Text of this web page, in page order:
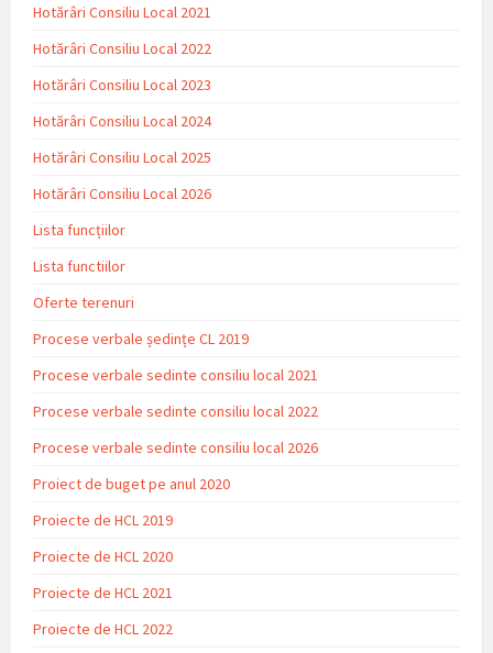
Hotărâri Consiliu Local 2021
Hotărâri Consiliu Local 2022
Hotărâri Consiliu Local 2023
Hotărâri Consiliu Local 2024
Hotărâri Consiliu Local 2025
Hotărâri Consiliu Local 2026
Lista funcțiilor
Lista functiilor
Oferte terenuri
Procese verbale ședințe CL 2019
Procese verbale sedinte consiliu local 2021
Procese verbale sedinte consiliu local 2022
Procese verbale sedinte consiliu local 2026
Proiect de buget pe anul 2020
Proiecte de HCL 2019
Proiecte de HCL 2020
Proiecte de HCL 2021
Proiecte de HCL 2022